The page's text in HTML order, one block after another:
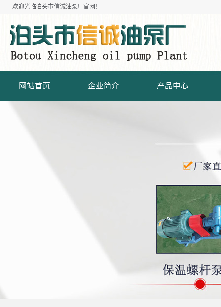
欢迎光临泊头市信诚油泵厂 官网！
网站首页 企业简介 产品中心